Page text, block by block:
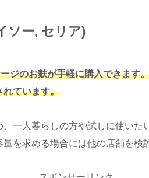
ソー, セリア)
ジのお麩が手軽に購入できます
れています。
一人暮らしの方や試しに使いた
を求める場合には他の店舗を検